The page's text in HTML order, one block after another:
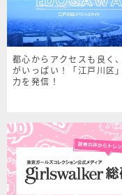
都心からアクセスも良く
がいっぱい！「江戸川区
力を発信！